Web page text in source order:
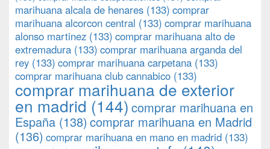
marihuana alcala de henares (133) comprar
marihuana alcorcon central (133) comprar marihuana
alonso martinez (133) comprar marihuana alto de
extremadura (133) comprar marihuana arganda del
rey (133) comprar marihuana carpetana (133)
comprar marihuana club cannabico (133)
comprar marihuana de exterior
en madrid (144) comprar marihuana en
España (138) comprar marihuana en Madrid
(136) comprar marihuana en mano en madrid (133)